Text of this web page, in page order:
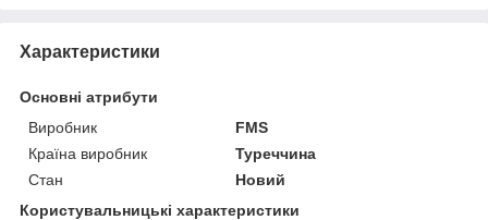
Характеристики
Основні атрибути
Виробник
FMS
Країна виробник
Туреччина
Стан
Новий
Користувальницькі характеристики